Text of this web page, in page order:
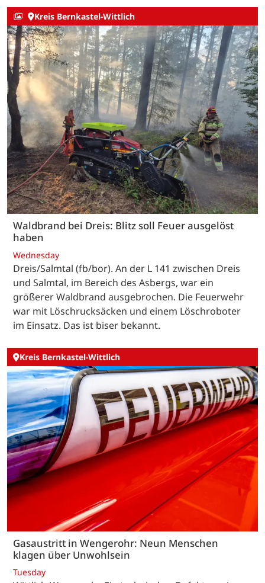
Kreis Bernkastel-Wittlich
Waldbrand bei Dreis: Blitz soll Feuer ausgelöst
haben
Wednesday
Dreis/Salmtal (fb/bor). An der L 141 zwischen Dreis
und Salmtal, im Bereich des Asbergs, war ein
größerer Waldbrand ausgebrochen. Die Feuerwehr
war mit Löschrucksäcken und einem Löschroboter
im Einsatz. Das ist biser bekannt.
Kreis Bernkastel-Wittlich
Gasaustritt in Wengerohr: Neun Menschen
klagen über Unwohlsein
Tuesday